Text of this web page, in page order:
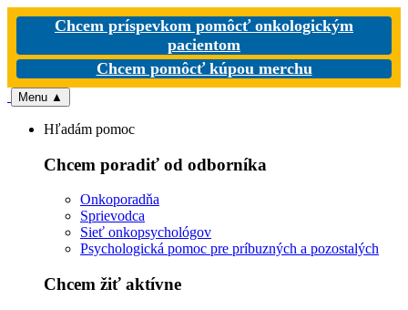
Chcem príspevkom pomôcť onkologickým
pacientom
Chcem pomôcť kúpou merchu
Menu ▲
Hľadám pomoc
Chcem poradiť od odborníka
Onkoporadňa
Sprievodca
Sieť onkopsychológov
Psychologická pomoc pre príbuzných a pozostalých
Chcem žiť aktívne